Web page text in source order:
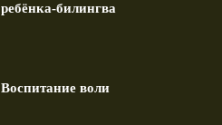
ребёнка-билингва
Воспитание воли